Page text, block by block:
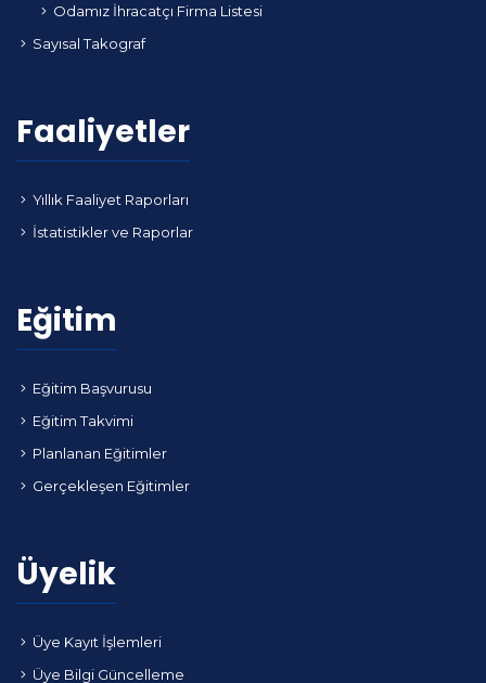
Odamız İhracatçı Firma Listesi
Sayısal Takograf
Faaliyetler
Yıllık Faaliyet Raporları
İstatistikler ve Raporlar
Eğitim
Eğitim Başvurusu
Eğitim Takvimi
Planlanan Eğitimler
Gerçekleşen Eğitimler
Üyelik
Üye Kayıt İşlemleri
Üye Bilgi Güncelleme